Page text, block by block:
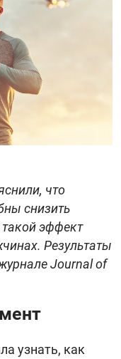
что
снизить
эффект
Результаты
Journal of
узнать, как